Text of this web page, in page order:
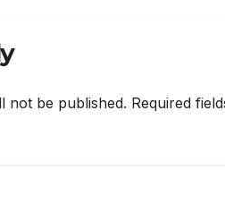
not be published. Required